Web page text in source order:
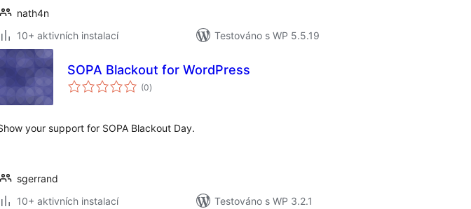
nath4n
10+ aktivních instalací
Testováno s WP 5.5.19
SOPA Blackout for WordPress
(0celkové
hodnocení
)
your support for SOPA Blackout Day.
sgerrand
10+ aktivních instalací
Testováno s WP 3.2.1